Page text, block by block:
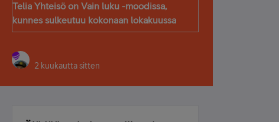
Telia Yhteisö on Vain luku -moodissa,
kunnes sulkeutuu kokonaan lokakuussa
2 kuukautta sitten